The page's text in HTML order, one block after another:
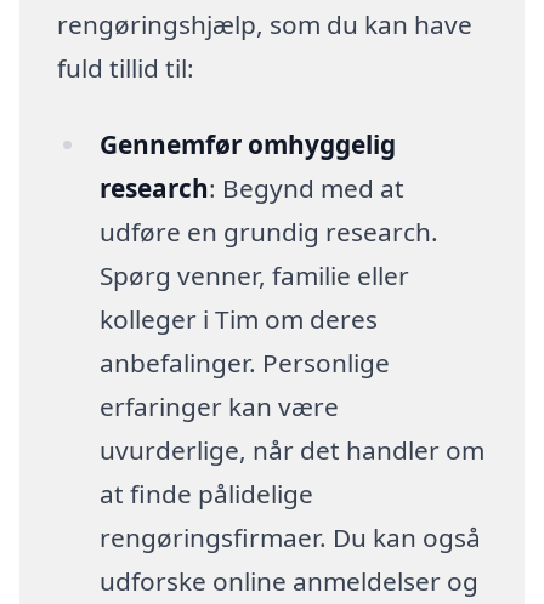
rengøringshjælp, som du kan have
fuld tillid til:
Gennemfør omhyggelig
research: Begynd med at
udføre en grundig research.
Spørg venner, familie eller
kolleger i Tim om deres
anbefalinger. Personlige
erfaringer kan være
uvurderlige, når det handler om
at finde pålidelige
rengøringsfirmaer. Du kan også
udforske online anmeldelser og